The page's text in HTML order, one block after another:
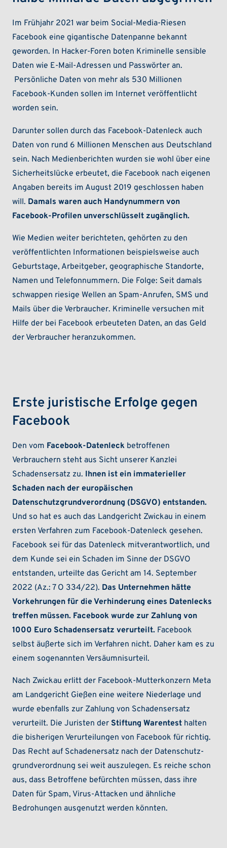
Im Frühjahr 2021 war beim Social-Media-Riesen
Facebook eine gigantische Datenpanne bekannt
geworden. In Hacker-Foren boten Kriminelle sensible
Daten wie E-Mail-Adressen und Passwörter an.
Persönliche Daten von mehr als 530 Millionen
Facebook-Kunden sollen im Internet veröffentlicht
worden sein.
Darunter sollen durch das Facebook-Datenleck auch
Daten von rund 6 Millionen Menschen aus Deutschland
sein. Nach Medienberichten wurden sie wohl über eine
Sicherheitslücke erbeutet, die Facebook nach eigenen
Angaben bereits im August 2019 geschlossen haben
will. Damals waren auch Handynummern von
Facebook-Profilen unverschlüsselt zugänglich.
Wie Medien weiter berichteten, gehörten zu den
veröffentlichten Informationen beispielsweise auch
Geburtstage, Arbeitgeber, geographische Standorte,
Namen und Telefonnummern. Die Folge: Seit damals
schwappen riesige Wellen an Spam-Anrufen, SMS und
Mails über die Verbraucher. Kriminelle versuchen mit
Hilfe der bei Facebook erbeuteten Daten, an das Geld
der Verbraucher heranzukommen.
Erste juristische Erfolge gegen
Facebook
Den vom Facebook-Datenleck betroffenen
Verbrauchern steht aus Sicht unserer Kanzlei
Schadensersatz zu. Ihnen ist ein immaterieller
Schaden nach der europäischen
Datenschutzgrundverordnung (DSGVO) entstanden.
Und so hat es auch das Landgericht Zwickau in einem
ersten Verfahren zum Facebook-Datenleck gesehen.
Facebook sei für das Datenleck mitverantwortlich, und
dem Kunde sei ein Schaden im Sinne der DSGVO
entstanden, urteilte das Gericht am 14. September
2022 (Az.: 7 O 334/22). Das Unternehmen hätte
Vorkehrungen für die Verhinderung eines Datenlecks
treffen müssen. Facebook wurde zur Zahlung von
1000 Euro Schadensersatz verurteilt. Facebook
selbst äußerte sich im Verfahren nicht. Daher kam es zu
einem sogenannten Versäumnisurteil.
Nach Zwickau erlitt der Facebook-Mutterkonzern Meta
am Landgericht Gießen eine weitere Niederlage und
wurde ebenfalls zur Zahlung von Schadensersatz
verurteilt. Die Juristen derStiftung Warentest halten
die bisherigen Verurtei­lungen von Facebook für richtig.
Das Recht auf Schaden­ersatz nach der Daten­schutz­
grund­verordnung sei weit auszulegen. Es reiche schon
aus, dass Betroffene befürchten müssen, dass ihre
Daten für Spam, Virus-Atta­cken und ähnliche
Bedrohungen ausgenutzt werden könnten.